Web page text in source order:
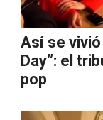
Así se vivió
Day”: el
pop